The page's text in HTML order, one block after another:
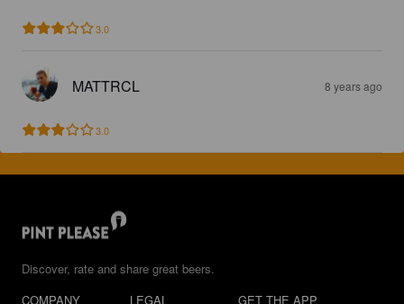
3.0
MATTRCL 8 years ago
3.0
Discover, rate and share great beers.
COMPANY
LEGAL GET THE APP